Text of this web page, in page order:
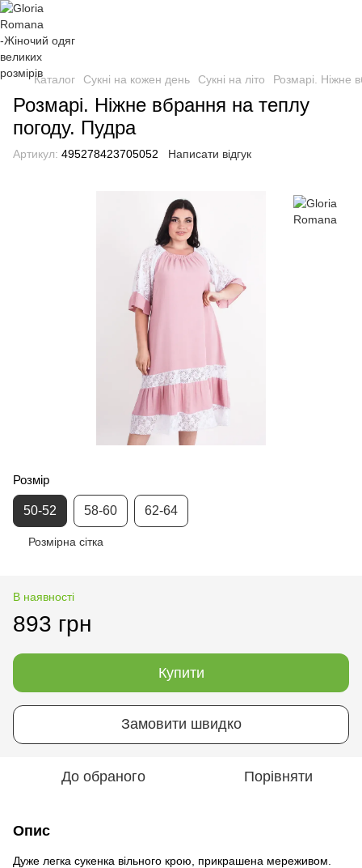
Каталог Сукні на кожен день Сукні на літо Розмарі. Ніжне
Розмарі. Ніжне вбрання на теплу
погоду. Пудра
Артикул: 495278423705052 Написати відгук
Розмір
50-52 58-60 62-64
Розмірна сітка
В наявності
893 грн
Купити
Замовити швидко
До обраного Порівняти
Опис
Дуже легка сукенка вільного крою, прикрашена мереживом.